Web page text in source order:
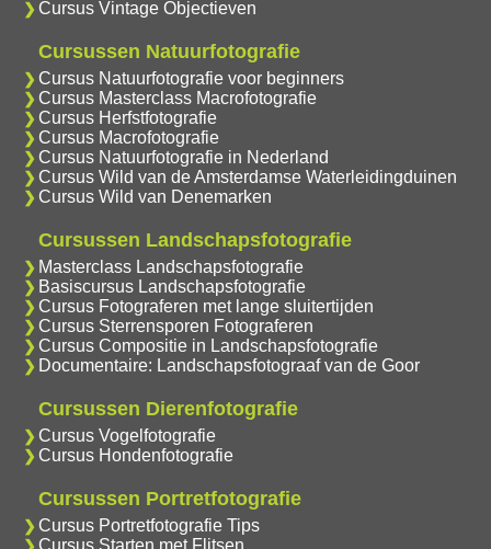
Cursus Vintage Objectieven
Cursussen Natuurfotografie
Cursus Natuurfotografie voor beginners
Cursus Masterclass Macrofotografie
Cursus Herfstfotografie
Cursus Macrofotografie
Cursus Natuurfotografie in Nederland
Cursus Wild van de Amsterdamse Waterleidingduinen
Cursus Wild van Denemarken
Cursussen Landschapsfotografie
Masterclass Landschapsfotografie
Basiscursus Landschapsfotografie
Cursus Fotograferen met lange sluitertijden
Cursus Sterrensporen Fotograferen
Cursus Compositie in Landschapsfotografie
Documentaire: Landschapsfotograaf van de Goor
Cursussen Dierenfotografie
Cursus Vogelfotografie
Cursus Hondenfotografie
Cursussen Portretfotografie
Cursus Portretfotografie Tips